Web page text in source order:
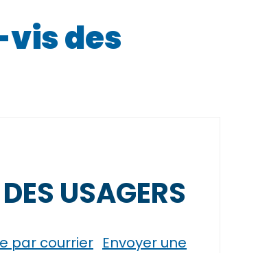
des
USAGERS
par courrier Envoyer une